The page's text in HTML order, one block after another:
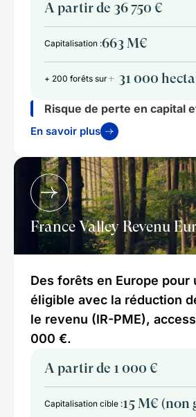
A partir de 36 750 €
Capitalisation :663 M€
+ 200 forêts sur+ 31 000
Risque de perte en capital
En savoir plus
France Valley Revenu
Des forêts en Europe pour
éligible avec la réduction
le revenu (IR-PME),
000 €.
A partir de 1 000 €
Capitalisation cible :15 M€ (non